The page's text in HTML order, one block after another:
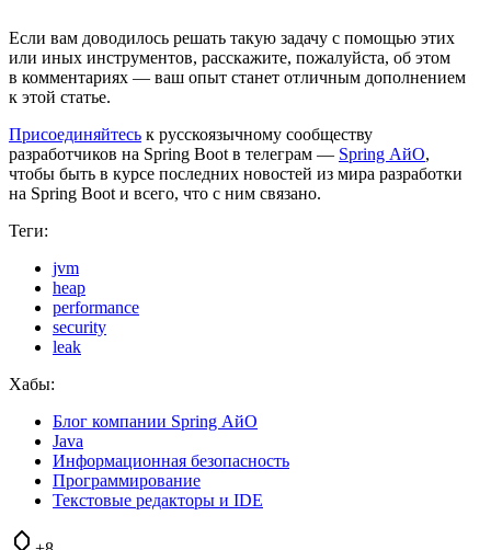
Если вам доводилось решать такую задачу с помощью этих
или иных инструментов, расскажите, пожалуйста, об этом
в комментариях — ваш опыт станет отличным дополнением
к этой статье.
Присоединяйтесь к русскоязычному сообществу
разработчиков на Spring Boot в телеграм — Spring АйО,
чтобы быть в курсе последних новостей из мира разработки
на Spring Boot и всего, что с ним связано.
Теги:
jvm
heap
performance
security
leak
Хабы:
Блог компании Spring АйО
Java
Информационная безопасность
Программирование
Текстовые редакторы и IDE